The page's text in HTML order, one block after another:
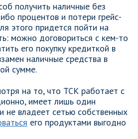
получить наличные без
процентов и потери грейс-
этого придется пойти на
можно договориться с кем-то
его покупку кредиткой в
наличные средства в
сумме.
на то, что ТСК работает с
имеет лишь один
не владеет сетью собственных
его продуктами выгодно